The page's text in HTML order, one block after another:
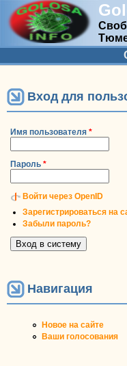
Вход для
Имя пользователя *
Пароль *
Войти через OpenID
Зарегистрироваться на
Забыли пароль?
Навигация
Новое на сайте
Ваши голосования